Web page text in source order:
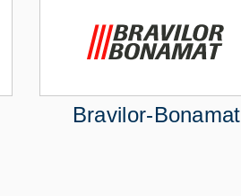
Bravilor-Bonamat